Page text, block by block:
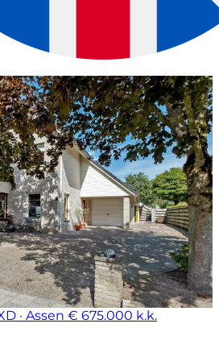
· Assen € 675.000 k.k.